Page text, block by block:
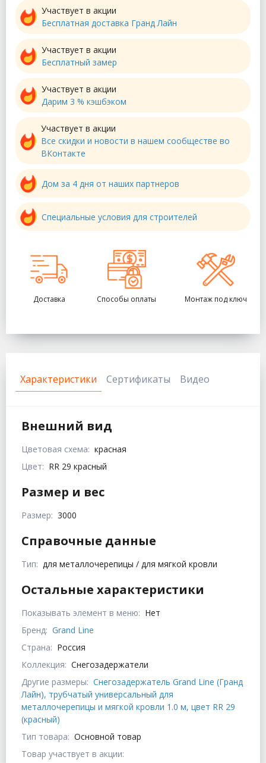
Участвует в акции
Бесплатная доставка Гранд Лайн
Участвует в акции
Бесплатный замер
Участвует в акции
Дарим 3 % кэшбэком
Участвует в акции
Все скидки и новости в нашем сообществе во
ВКонтакте
Дом за 4 дня от наших партнеров
Специальные условия для строителей
Доставка Способы оплаты Монтаж под ключ
Характеристики Сертификаты Видео
Внешний вид
Цветовая схема: красная
Цвет: RR 29 красный
Размер и вес
Размер: 3000
Справочные данные
Тип: для металлочерепицы / для мягкой кровли
Остальные характеристики
Показывать элемент в меню: Нет
Бренд: Grand Line
Страна: Россия
Коллекция: Снегозадержатели
Другие размеры: Снегозадержатель Grand Line (Гранд
Лайн), трубчатый универсальный для
металлочерепицы и мягкой кровли 1.0 м, цвет RR 29
(красный)
Тип товара: Основной товар
Товар участвует в акции: